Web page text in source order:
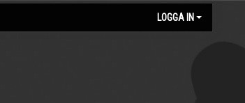
LOGGA IN